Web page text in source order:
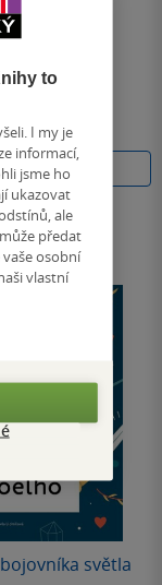
Do košíku
světla
to
I my je
informací,
jsme ho
ukazovat
ale
předat
osobní
vlastní